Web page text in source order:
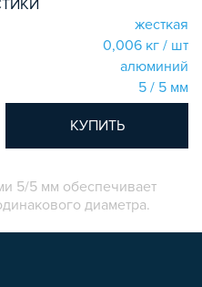
жесткая
0,006 кг / шт
алюминий
5 / 5 мм
КУПИТЬ
диаметра.